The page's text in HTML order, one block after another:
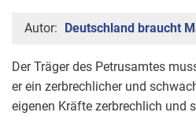
Autor: Deutschland braucht
Der Träger des Petrusamtes
er ein zerbrechlicher und
eigenen Kräfte zerbrechlich und